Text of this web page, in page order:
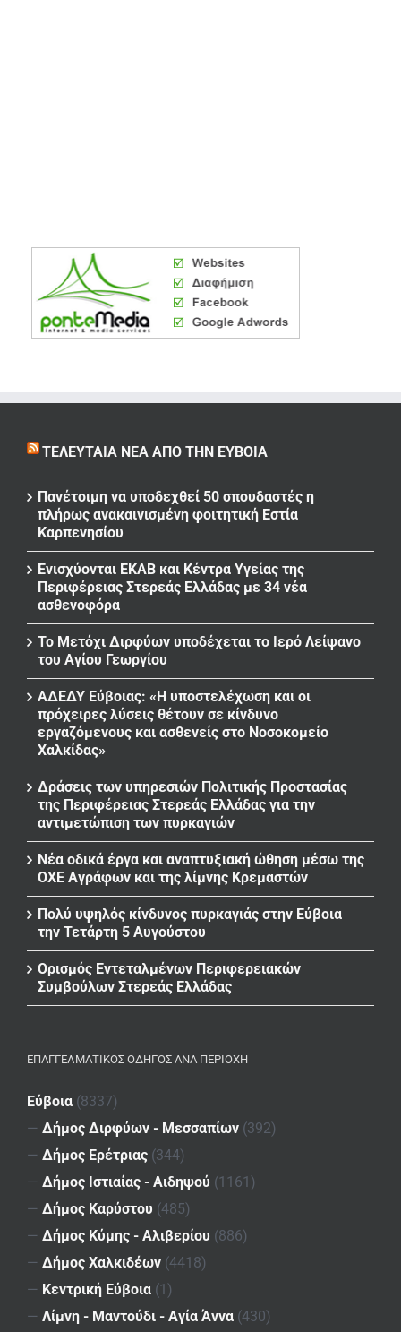
ΤΕΛΕΥΤΑΊΑ ΝΈΑ ΑΠΌ ΤΗΝ ΕΎΒΟΙΑ
Πανέτοιμη να υποδεχθεί 50 σπουδαστές η
πλήρως ανακαινισμένη φοιτητική Εστία
Καρπενησίου
Ενισχύονται ΕΚΑΒ και Κέντρα Υγείας της
Περιφέρειας Στερεάς Ελλάδας με 34 νέα
ασθενοφόρα
Το Μετόχι Διρφύων υποδέχεται το Ιερό Λείψανο
του Αγίου Γεωργίου
ΑΔΕΔΥ Εύβοιας: «Η υποστελέχωση και οι
πρόχειρες λύσεις θέτουν σε κίνδυνο
εργαζόμενους και ασθενείς στο Νοσοκομείο
Χαλκίδας»
Δράσεις των υπηρεσιών Πολιτικής Προστασίας
της Περιφέρειας Στερεάς Ελλάδας για την
αντιμετώπιση των πυρκαγιών
Νέα οδικά έργα και αναπτυξιακή ώθηση μέσω της
ΟΧΕ Αγράφων και της λίμνης Κρεμαστών
Πολύ υψηλός κίνδυνος πυρκαγιάς στην Εύβοια
την Τετάρτη 5 Αυγούστου
Ορισμός Εντεταλμένων Περιφερειακών
Συμβούλων Στερεάς Ελλάδας
ΕΠΑΓΓΕΛΜΑΤΙΚΌΣ ΟΔΗΓΌΣ ΑΝΆ ΠΕΡΙΟΧΉ
Εύβοια (8337)
— Δήμος Διρφύων - Μεσσαπίων (392)
— Δήμος Ερέτριας (344)
— Δήμος Ιστιαίας - Αιδηψού (1161)
— Δήμος Καρύστου (485)
— Δήμος Κύμης - Αλιβερίου (886)
— Δήμος Χαλκιδέων (4418)
— Κεντρική Εύβοια (1)
— Λίμνη - Μαντούδι - Αγία Άννα (430)